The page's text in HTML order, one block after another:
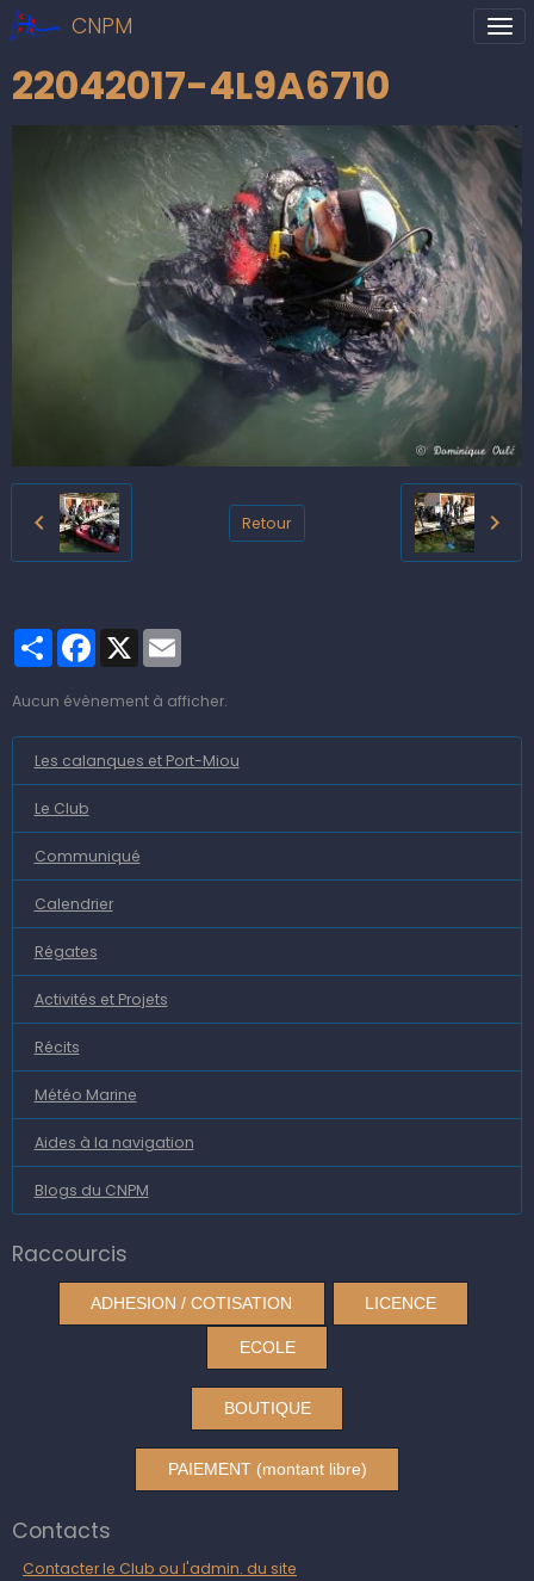
CNPM
22042017-4L9A6710
Retour
PartagerFacebook
X
Aucun évènement à afficher.
Les calanques et Port-Miou
Le Club
Communiqué
Calendrier
Régates
Activités et Projets
Récits
Météo Marine
Aides à la navigation
Blogs du CNPM
Raccourcis
ADHESION / COTISATION LICENCE
ECOLE
BOUTIQUE
PAIEMENT (montant libre)
Contacts
Contacter le Club ou l'admin. du site